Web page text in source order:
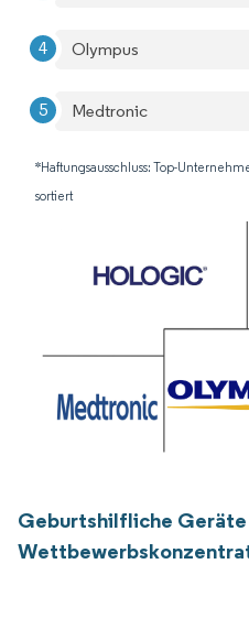
Olympus
Medtronic
*Haftungsausschluss: Top-
sortiert
Geburtshilfliche Geräte